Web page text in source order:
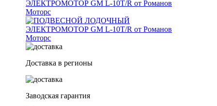
Доставка в регионы
Заводская гарантия